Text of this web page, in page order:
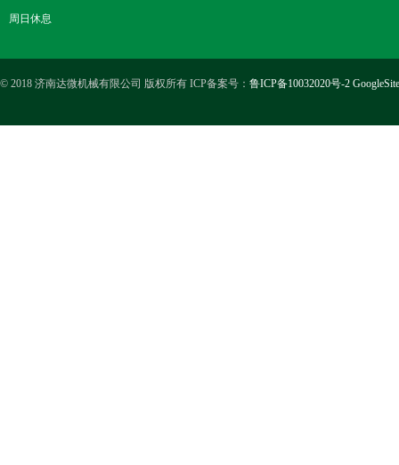
周日休息
© 2018 济南达微机械有限公司 版权所有 ICP备案号： 鲁ICP备10032020号-2